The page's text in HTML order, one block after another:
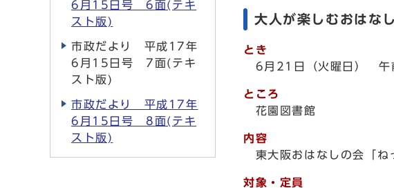
大人が楽しむおはな
とき
6月21日（火曜日） 午
ところ
花園図書館
内容
東大阪おはなしの会「ね
対象・定員
6月15日号 6面(テキ
スト版)
市政だより 平成17年
6月15日号 7面(テキ
スト版)
市政だより 平成17年
6月15日号 8面(テキ
スト版)